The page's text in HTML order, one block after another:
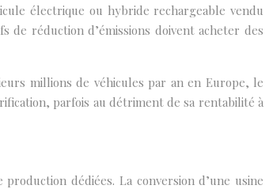
électrique ou hybride rechargeable vendu
de réduction d’émissions doivent acheter des
millions de véhicules par an en Europe, le
parfois au détriment de sa rentabilité à
dédiées. La conversion d’une usine